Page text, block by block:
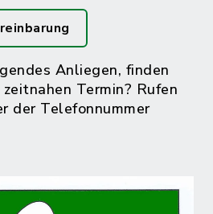
Anliegen, finden
Termin? Rufen
der Telefonnummer